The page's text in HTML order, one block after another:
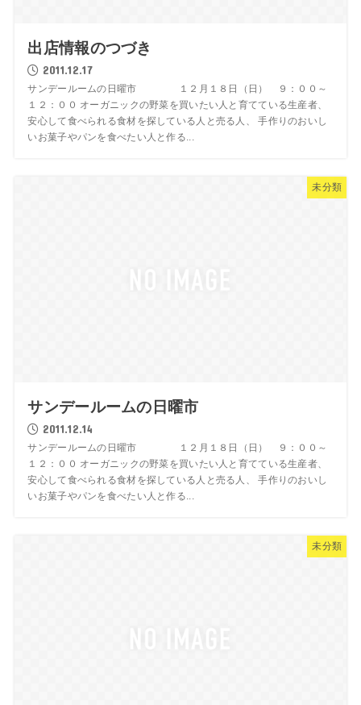
出店情報のつづき
2011.12.17
サンデールームの日曜市 １２月１８日（日） ９：００～
１２：００ オーガニックの野菜を買いたい人と育てている生産者、
安心して食べられる食材を探している人と売る人、 手作りのおいし
いお菓子やパンを食べたい人と作る...
未分類
サンデールームの日曜市
2011.12.14
サンデールームの日曜市 １２月１８日（日） ９：００～
１２：００ オーガニックの野菜を買いたい人と育てている生産者、
安心して食べられる食材を探している人と売る人、 手作りのおいし
いお菓子やパンを食べたい人と作る...
未分類